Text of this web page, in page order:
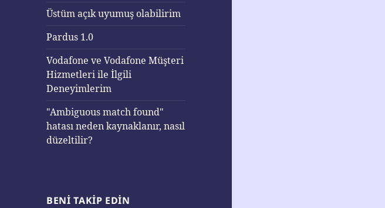
Üstüm açık uyumuş olabilirim
Pardus 1.0
Vodafone ve Vodafone Müşteri
Hizmetleri ile İlgili
Deneyimlerim
"Ambiguous match found"
hatası neden kaynaklanır, nasıl
düzeltilir?
BENI TAKIP EDIN